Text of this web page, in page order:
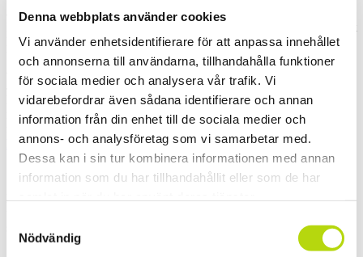
Denna webbplats använder cookies
Vi använder enhetsidentifierare för att anpassa innehållet
och annonserna till användarna, tillhandahålla funktioner
för sociala medier och analysera vår trafik. Vi
vidarebefordrar även sådana identifierare och annan
information från din enhet till de sociala medier och
annons- och analysföretag som vi samarbetar med.
Dessa kan i sin tur kombinera informationen med annan
information som du har tillhandahållit eller som de har
Nödvändig
av att den tyska journalisten gillar Alperna..
Hur som helst så har han studerat nysnömätningar och konstaterat att
Damüls i
Vorarlberg fått mest snö under en 7 års period nämligen 9,3 m i snitt/
Just i år lär det vara långt mycket mer ty Schweiziska snö och
lavininstitutets
mätningar visar att Alperna på sina platser har fått 2½ gånger än det
http://www.slf.ch/lawineninfo/schneeinfo/hsm/index_EN
Damüls ligger i den nordvästra delen av Alperna som möter den